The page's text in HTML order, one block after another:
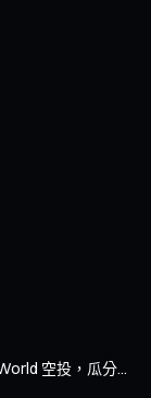
空投，瓜分...